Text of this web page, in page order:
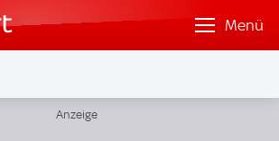
Menü